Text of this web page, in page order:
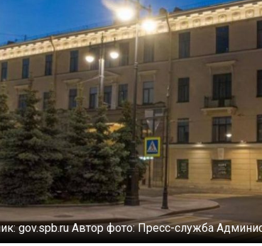
gov.spb.ruАвтор фото:Пресс-служба